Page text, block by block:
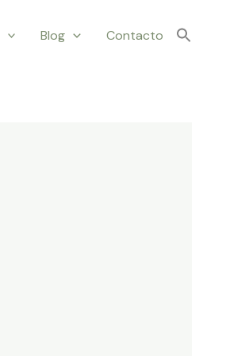
Blog Contacto